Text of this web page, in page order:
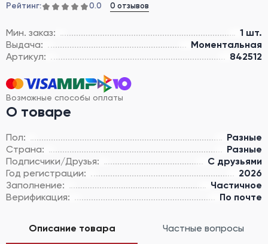
Рейтинг: 0.0 0 отзывов
Мин. заказ:
1 шт.
Выдача:
Моментальная
Артикул:
842512
Возможные способы оплаты
О товаре
Пол:
Разные
Страна:
Разные
Подписчики/Друзья:
С друзьями
Год регистрации:
2026
Заполнение:
Частичное
Верификация:
По почте
Описание товара Частные вопросы